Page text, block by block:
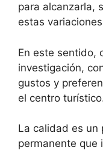
para alcanzarla,
estas
En este sentido,
investigación,
gustos y
el centro
La calidad es un
permanente que